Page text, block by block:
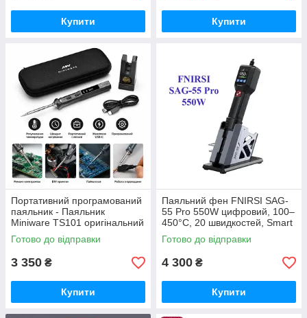
Купити Купити
Портативний програмований
паяльник - Паяльник
Miniware TS101 оригінальний
+ кейс | TS-101
Готово до відправки
3 350 ₴
Купити
Паяльний фен FNIRSI SAG-
55 Pro 550W цифровий, 100–
450°C, 20 швидкостей, Smart
Sleep
Готово до відправки
4 300 ₴
Купити